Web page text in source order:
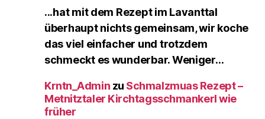
...hat mit dem Rezept im Lavanttal
überhaupt nichts gemeinsam, wir koche
das viel einfacher und trotzdem
schmeckt es wunderbar. Weniger…
Krntn_Admin zu Schmalzmuas Rezept –
Metnitztaler Kirchtagsschmankerl wie
früher